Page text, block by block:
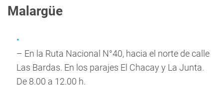
Malargüe
– En la Ruta Nacional N°40, hacia el norte de calle
Las Bardas. En los parajes El Chacay y La Junta.
De 8.00 a 12.00 h.